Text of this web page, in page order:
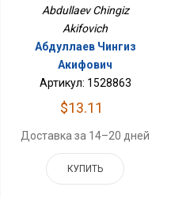
Abdullaev Chingiz
Akifovich
Абдуллаев Чингиз
Акифович
Артикул: 1528863
$13.11
Доставка за 14–20 дней
КУПИТЬ